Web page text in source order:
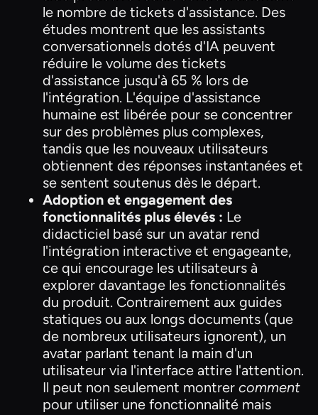
le nombre de tickets d'assistance. Des
études montrent que les assistants
conversationnels dotés d'IA peuvent
réduire le volume des tickets
d'assistance jusqu'à 65 % lors de
l'intégration. L'équipe d'assistance
humaine est libérée pour se concentrer
sur des problèmes plus complexes,
tandis que les nouveaux utilisateurs
obtiennent des réponses instantanées et
se sentent soutenus dès le départ.
Adoption et engagement des
fonctionnalités plus élevés : Le
didacticiel basé sur un avatar rend
l'intégration interactive et engageante,
ce qui encourage les utilisateurs à
explorer davantage les fonctionnalités
du produit. Contrairement aux guides
statiques ou aux longs documents (que
de nombreux utilisateurs ignorent), un
avatar parlant tenant la main d'un
utilisateur via l'interface attire l'attention.
Il peut non seulement montrer comment
pour utiliser une fonctionnalité mais